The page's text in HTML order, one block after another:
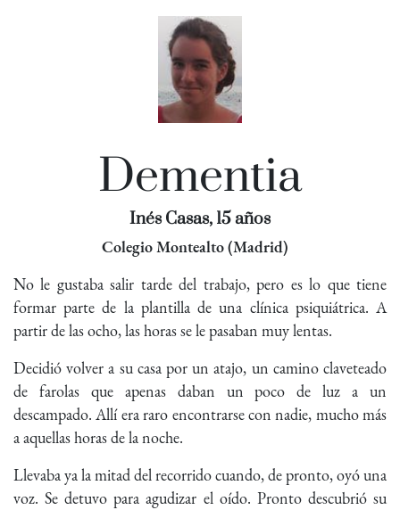
Dementia
Inés Casas, 15 años
Colegio Montealto (Madrid)
No le gustaba salir tarde del trabajo, pero es lo que tiene
formar parte de la plantilla de una clínica psiquiátrica. A
partir de las ocho, las horas se le pasaban muy lentas.
Decidió volver a su casa por un atajo, un camino claveteado
de farolas que apenas daban un poco de luz a un
descampado. Allí era raro encontrarse con nadie, mucho más
a aquellas horas de la noche.
Llevaba ya la mitad del recorrido cuando, de pronto, oyó una
voz. Se detuvo para agudizar el oído. Pronto descubrió su